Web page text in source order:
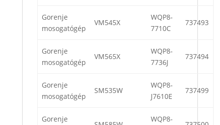
Gorenje
mosogatógép
VM545X
WQP8-
7710C
737493
Gorenje
mosogatógép
VM565X
WQP8-
7736J
737494
Gorenje
mosogatógép
SM535W
WQP8-
J7610E
737499
Gorenje WQP8-